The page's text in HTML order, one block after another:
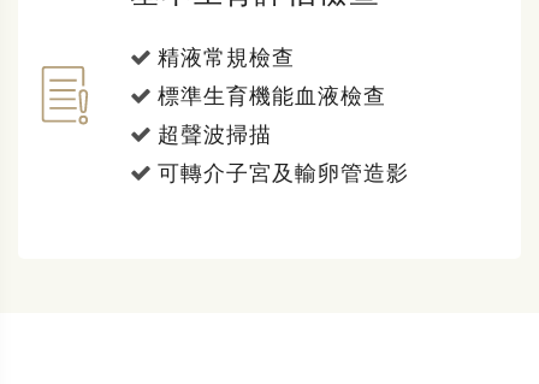
精液常規檢查
標準生育機能血液檢查
超聲波掃描
可轉介子宮及輸卵管造影